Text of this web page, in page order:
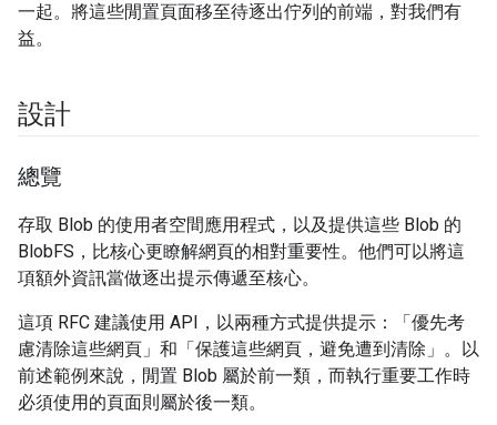
一起。將這些閒置頁面移至待逐出佇列的前端，對我們有
益。
設計
總覽
存取 Blob 的使用者空間應用程式，以及提供這些 Blob 的
BlobFS，比核心更瞭解網頁的相對重要性。他們可以將這
項額外資訊當做逐出提示傳遞至核心。
這項 RFC 建議使用 API，以兩種方式提供提示：「優先考
慮清除這些網頁」和「保護這些網頁，避免遭到清除」。以
前述範例來說，閒置 Blob 屬於前一類，而執行重要工作時
必須使用的頁面則屬於後一類。